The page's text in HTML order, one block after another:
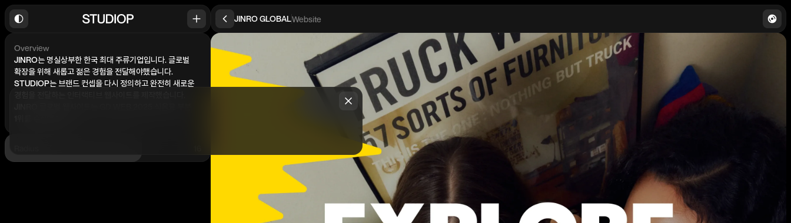
Overview
JINRO는 명실상부한 한국 최대 주류기업입니다. 글로벌
확장을 위해 새롭고 젊은 경험을 전달해야했습니다.
STUDIOP는 브랜드 컨셉을 다시 정의하고 완전히 새로운
JINRO GLOBALWebsite